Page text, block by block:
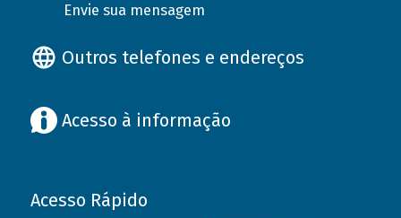
Envie sua mensagem
Outros telefones e endereços
Acesso à informação
Acesso Rápido